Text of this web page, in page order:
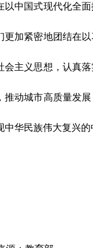
以中国式现代化全
更加紧密地团结在
会主义思想，认真
推动城市高质量发
中华民族伟大复兴的